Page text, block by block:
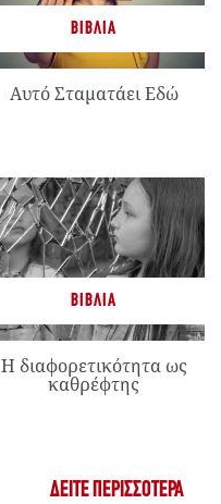
ΒΙΒΛΊΑ
Αυτό Σταματάει Εδώ
ΒΙΒΛΊΑ
Η διαφορετικότητα ως
καθρέφτης
ΔΕΊΤΕ ΠΕΡΙΣΣΌΤΕΡΑ